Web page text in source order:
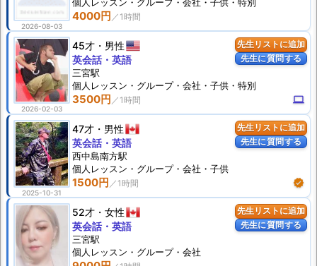
2026-08-03
4000円
先生リストに追加
先生に質問する
2026-02-03
45才 男性
3500円 computer
英会話・英語
三宮駅
個人 レッスン ・グループ・会社・子供・特別
先生リストに追加
先生に質問する
2025-10-31
47才 男性
1500円 verified
英会話・英語
西中島南方駅
個人 レッスン ・グループ・会社・子供
先生リストに追加
先生に質問する
52才 女性
英会話・英語
三宮駅
個人 レッスン ・グループ・会社